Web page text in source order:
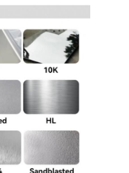
ورق استیل 304
لوله فولادی ضد زنگ 304
ورق فولاد ضد زنگ 316L
2205 صفحه فولاد ضد زنگ
فلز ضد زنگ پولیش شده
لوله فولادی ضد زنگ تزئینی